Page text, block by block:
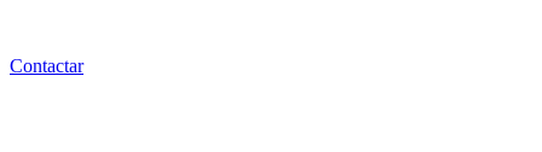
Contactar